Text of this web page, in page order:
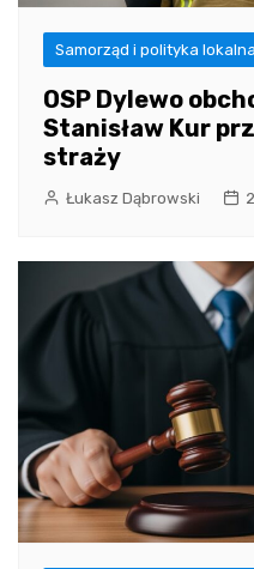
Samorząd i polityka lokalna
OSP Dylewo
Stanisław Kur
straży
Łukasz Dąbrowski